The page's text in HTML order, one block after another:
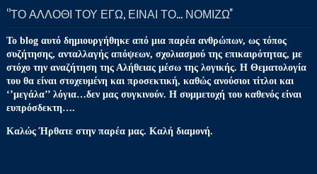
‘’ΤΟ ΑΛΛΟΘΙ ΤΟΥ ΕΓΩ, ΕΙΝΑΙ ΤΟ… ΝΟΜΙΖΩ''
Το blog αυτό δημιουργήθηκε από μια παρέα ανθρώπων, ως τόπος
συζήτησης, ανταλλαγής απόψεων, σχολιασμού της επικαιρότητας, με
στόχο την αναζήτηση της Αλήθειας μέσω της λογικής. Η Θεματολογία
του θα είναι στοχευμένη και προσεκτική, καθώς ανούσιοι τίτλοι και
‘’μεγάλα’’ λόγια…δεν μας συγκινούν. Η συμμετοχή του καθενός είναι
ευπρόσδεκτη….
Καλώς Ήρθατε στην παρέα μας. Καλή διαμονή.